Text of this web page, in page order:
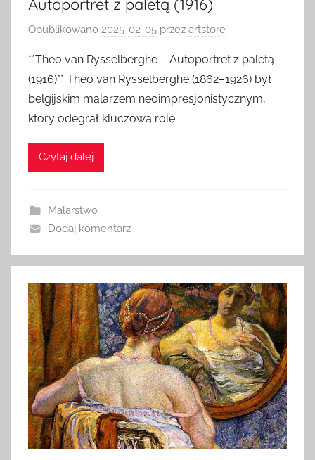
Autoportret z paletą (1916)
Opublikowano 2025-02-05 przez artstore
**Theo van Rysselberghe – Autoportret z paletą
(1916)** Theo van Rysselberghe (1862–1926) był
belgijskim malarzem neoimpresjonistycznym,
który odegrał kluczową rolę
Czytaj dalej
Malarstwo
Dodaj komentarz